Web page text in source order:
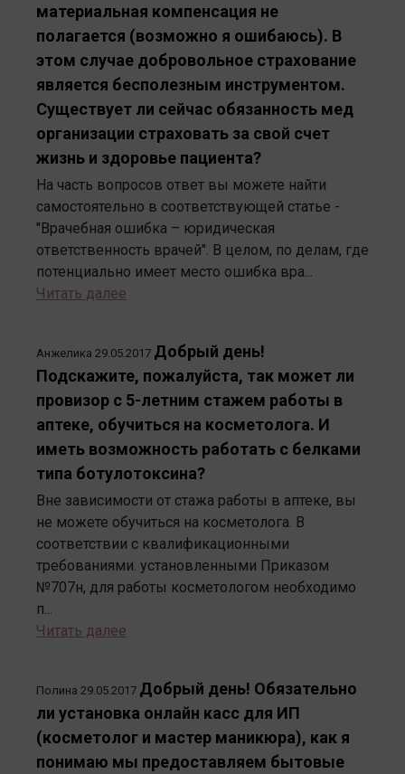
материальная компенсация не
полагается (возможно я ошибаюсь). В
этом случае добровольное страхование
является бесполезным инструментом.
Существует ли сейчас обязанность мед
организации страховать за свой счет
жизнь и здоровье пациента?
На часть вопросов ответ вы можете найти
самостоятельно в соответствующей статье -
"Врачебная ошибка – юридическая
ответственность врачей". В целом, по делам, где
потенциально имеет место ошибка вра...
Читать далее
Анжелика 29.05.2017 Добрый день!
Подскажите, пожалуйста, так может ли
провизор с 5-летним стажем работы в
аптеке, обучиться на косметолога. И
иметь возможность работать с белками
типа ботулотоксина?
Вне зависимости от стажа работы в аптеке, вы
не можете обучиться на косметолога. В
соответствии с квалификационными
требованиями. установленными Приказом
№707н, для работы косметологом необходимо
п...
Читать далее
Полина 29.05.2017 Добрый день! Обязательно
ли установка онлайн касс для ИП
(косметолог и мастер маникюра), как я
понимаю мы предоставляем бытовые